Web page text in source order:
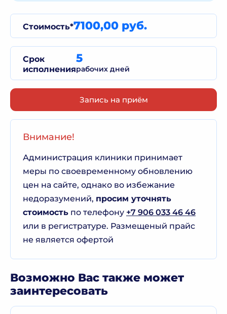
Стоимость*7100,00 руб.
Срок
исполнения
5
рабочих дней
Запись на приём
Внимание!
Администрация клиники принимает
меры по своевременному обновлению
цен на сайте, однако во избежание
недоразумений, просим уточнять
стоимость по телефону +7 906 033 46 46
или в регистратуре. Размещеный прайс
не является офертой
Возможно Вас также может
заинтересовать